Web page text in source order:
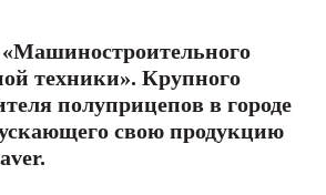
техники». Крупного
полуприцепов в городе
свою продукцию